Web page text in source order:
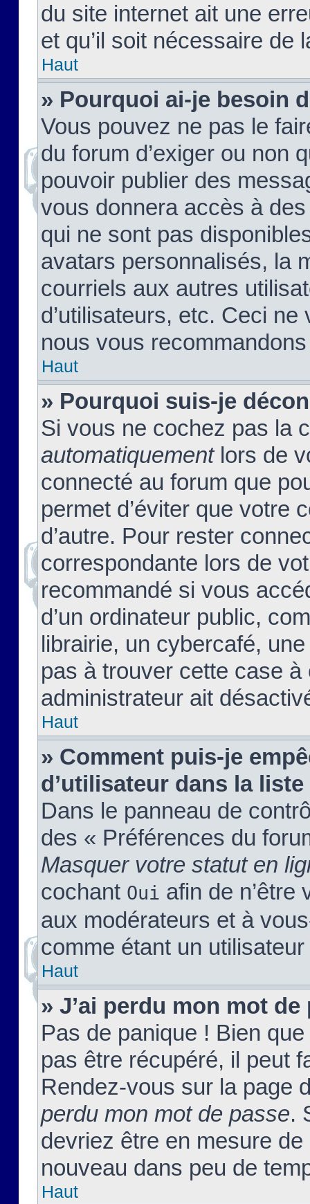
du site internet ait une
et qu’il soit nécessaire de
Haut
» Pourquoi ai-je besoin
Vous pouvez ne pas le
du forum d’exiger ou non
pouvoir publier des
vous donnera accès à
qui ne sont pas
avatars personnalisés, la
courriels aux autres
d’utilisateurs, etc. Ceci
nous vous
Haut
» Pourquoi suis-je
Si vous ne cochez pas la
automatiquementlors de
connecté au forum que
permet d’éviter que votre
d’autre. Pour rester
correspondante lors de
recommandé si vous
d’un ordinateur public,
librairie, un cybercafé,
pas à trouver cette case à
administrateur ait
Haut
» Comment puis-je
d’utilisateur dans la
Dans le panneau de
des « Préférences du
Masquer votre statut en
cochant Oui afin de n’être
aux modérateurs et à
comme étant un
Haut
» J’ai perdu mon mot de
Pas de panique ! Bien
pas être récupéré, il peut
Rendez-vous sur la page
perdu mon mot de passe.
devriez être en mesure
nouveau dans peu de
Haut